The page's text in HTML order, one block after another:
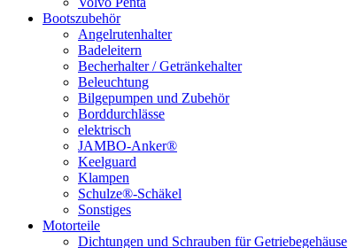
Bootszubehör
Angelrutenhalter
Badeleitern
Becherhalter / Getränkehalter
Beleuchtung
Bilgepumpen und Zubehör
Borddurchlässe
elektrisch
JAMBO-Anker®
Keelguard
Klampen
Schulze®-Schäkel
Sonstiges
Motorteile
Dichtungen und Schrauben für Getriebegehäuse